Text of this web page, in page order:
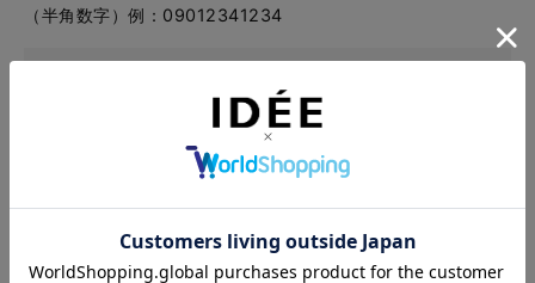
（半角数字）例：09012341234
例：info@example.com
内容